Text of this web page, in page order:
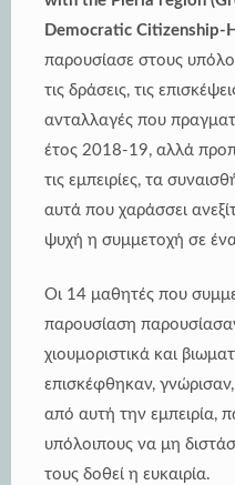
Democratic Citizenship-
παρουσίασε στους
τις δράσεις, τις
ανταλλαγές που
έτος 2018-19, αλλά
τις εμπειρίες, τα
αυτά που χαράσσει
ψυχή η συμμετοχή σε
Οι 14 μαθητές που
παρουσίαση
χιουμοριστικά και
επισκέφθηκαν,
από αυτή την εμπειρία,
υπόλοιπους να μη
τους δοθεί η ευκαιρία.